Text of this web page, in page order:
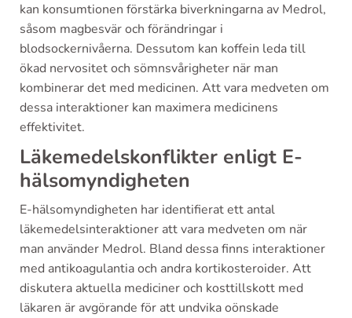
kan konsumtionen förstärka biverkningarna av Medrol,
såsom magbesvär och förändringar i
blodsockernivåerna. Dessutom kan koffein leda till
ökad nervositet och sömnsvårigheter när man
kombinerar det med medicinen. Att vara medveten om
dessa interaktioner kan maximera medicinens
effektivitet.
Läkemedelskonflikter enligt E-
hälsomyndigheten
E-hälsomyndigheten har identifierat ett antal
läkemedelsinteraktioner att vara medveten om när
man använder Medrol. Bland dessa finns interaktioner
med antikoagulantia och andra kortikosteroider. Att
diskutera aktuella mediciner och kosttillskott med
läkaren är avgörande för att undvika oönskade